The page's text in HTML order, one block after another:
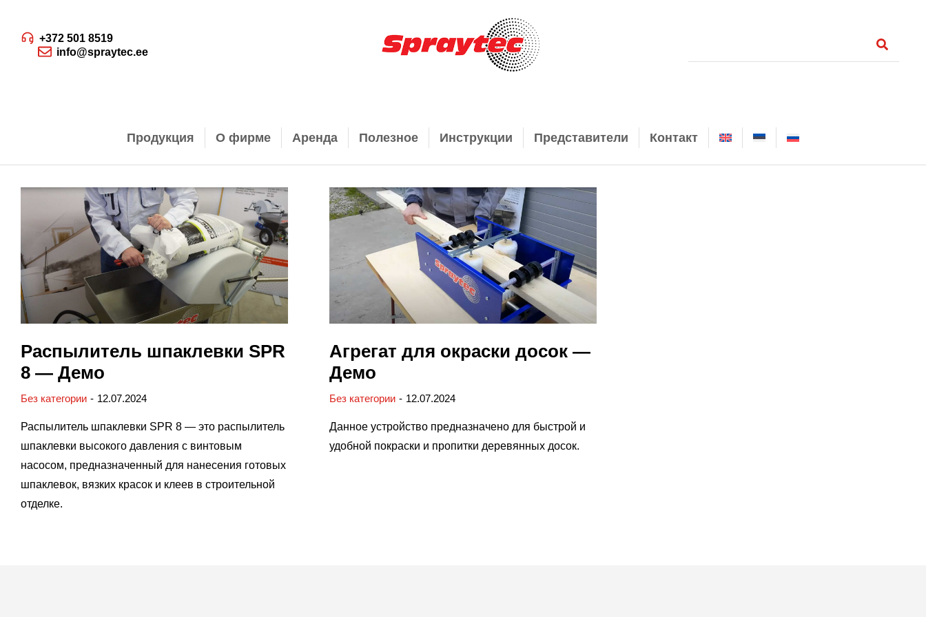
+372 501 8519
info@spraytec.ee
Продукция О фирме Аренда Полезное Инструкции Представители Контакт
Распылитель шпаклевки SPR
8 — Демо
Без категории 12.07.2024
Распылитель шпаклевки SPR 8 — это распылитель
шпаклевки высокого давления с винтовым
насосом, предназначенный для нанесения готовых
шпаклевок, вязких красок и клеев в строительной
отделке.
Агрегат для окраски досок —
Демо
Без категории 12.07.2024
Данное устройство предназначено для быстрой и
удобной покраски и пропитки деревянных досок.